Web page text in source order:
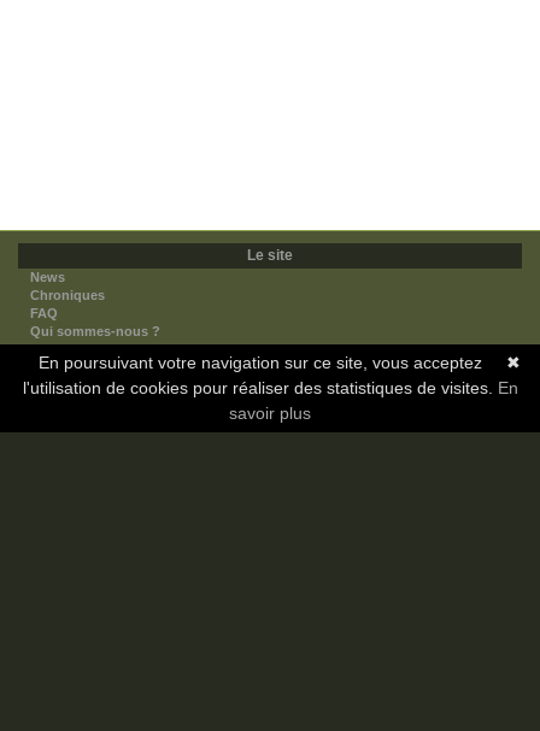
Le site
News
Chroniques
FAQ
Qui sommes-nous ?
Nos partenaires
Faites-nous connaitre
Nous contacter
✖
En poursuivant votre navigation sur ce site, vous acceptez
l'utilisation de cookies pour réaliser des statistiques de visites. En
savoir plus